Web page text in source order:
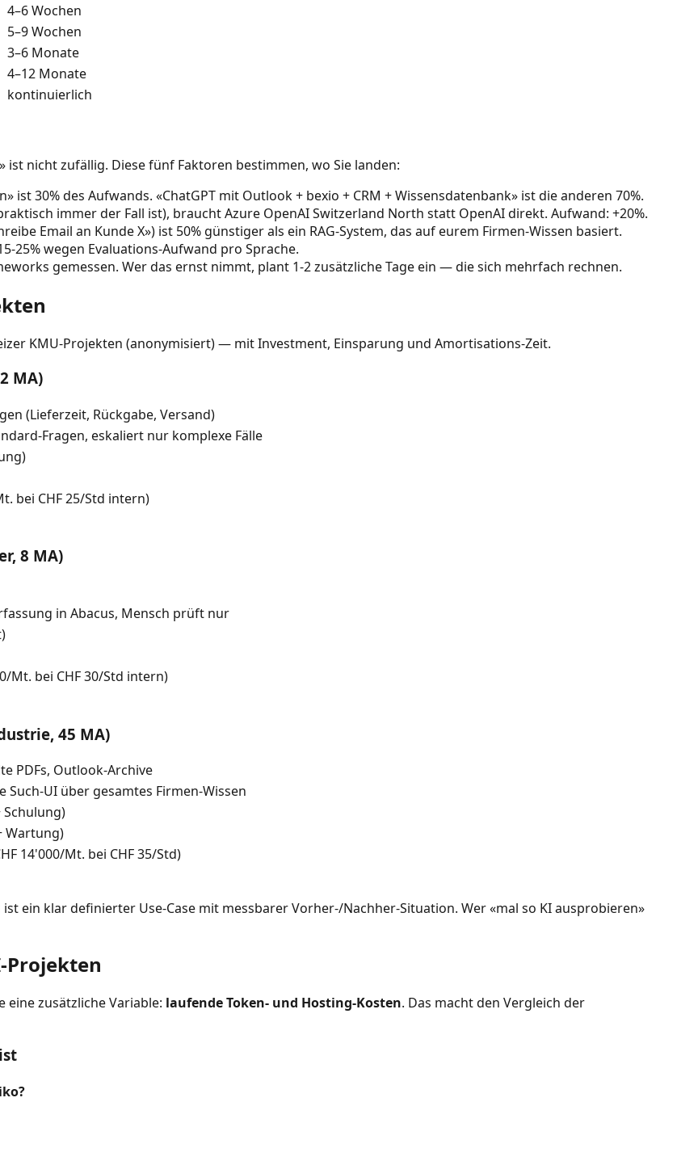
4–6 Wochen
5–9 Wochen
3–6 Monate
4–12 Monate
kontinuierlich
ist nicht zufällig. Diese fünf Faktoren bestimmen, wo Sie landen:
ist 30% des Aufwands. «ChatGPT mit Outlook + bexio + CRM + Wissensdatenbank» ist die anderen 70%.
immer der Fall ist), braucht Azure OpenAI Switzerland North statt OpenAI direkt. Aufwand: +20%.
Email an Kunde X») ist 50% günstiger als ein RAG-System, das auf eurem Firmen-Wissen basiert.
25% wegen Evaluations-Aufwand pro Sprache.
gemessen. Wer das ernst nimmt, plant 1-2 zusätzliche Tage ein — die sich mehrfach rechnen.
KMU-Projekten (anonymisiert) — mit Investment, Einsparung und Amortisations-Zeit.
MA)
(Lieferzeit, Rückgabe, Versand)
Fragen, eskaliert nur komplexe Fälle
bei CHF 25/Std intern)
8 MA)
in Abacus, Mensch prüft nur
Mt. bei CHF 30/Std intern)
45 MA)
PDFs, Outlook-Archive
Such-UI über gesamtes Firmen-Wissen
Schulung)
Wartung)
14'000/Mt. bei CHF 35/Std)
ist ein klar definierter Use-Case mit messbarer Vorher-/Nachher-Situation. Wer «mal so KI ausprobieren»
Projekten
eine zusätzliche Variable: laufende Token- und Hosting-Kosten. Das macht den Vergleich der